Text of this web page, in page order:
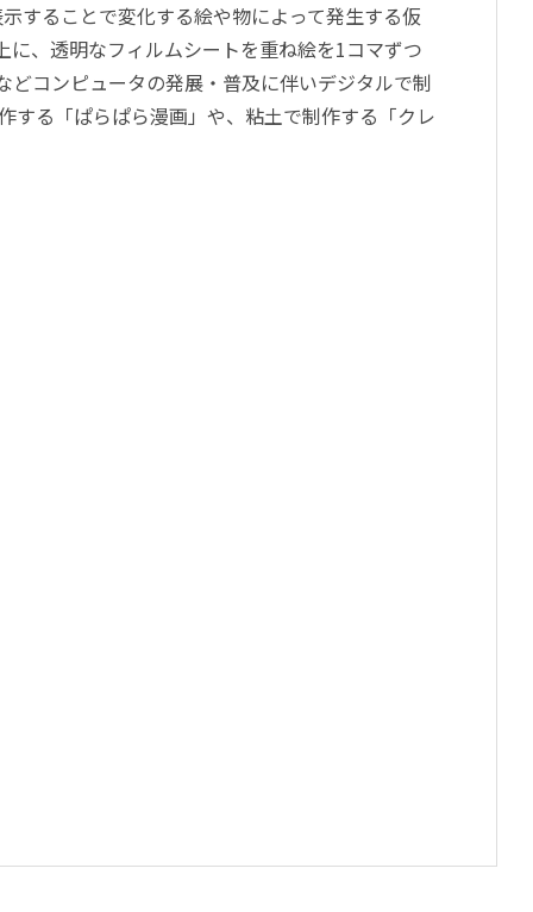
することで変化する絵や物によって発生する仮
、透明なフィルムシートを重ね絵を1コマずつ
コンピュータの発展・普及に伴いデジタルで制
する「ぱらぱら漫画」や、粘土で制作する「クレ